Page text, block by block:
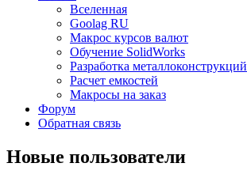
Вселенная
Goolag RU
Макрос курсов валют
Обучение SolidWorks
Разработка металлоконструкций
Расчет емкостей
Макросы на заказ
Форум
Обратная связь
Новые пользователи